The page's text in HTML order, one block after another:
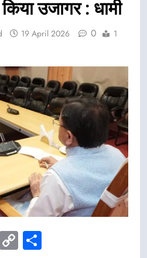
उजागर : धामी
19 April 2026 0
1
Telegram
Copy